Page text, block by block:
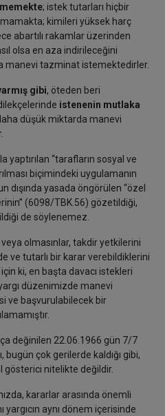
; istek tutarları hiçbir
kimileri yüksek harç
abartılı rakamlar üzerinden
olsa en aza indirileceğini
manevi tazminat istemektedirler.
gibi, öteden beri
istenenin mutlaka
düşük miktarda manevi
yaptırılan “tarafların sosyal ve
biçimindeki uygulamanın
dışında yasada öngörülen “özel
(6098/TBK.56) gözetildiği,
de söylenemez.
olmasınlar, takdir yetkilerini
ve tutarlı bir karar verebildiklerini
ki, en başta davacı istekleri
düzenimizde manevi
ve başvurulabilecek bir
değinilen 22.06.1966 gün 7/7
bugün çok gerilerde kaldığı gibi,
gösterici nitelikte değildir.
kararlar arasında önemli
aynı dönem içerisinde